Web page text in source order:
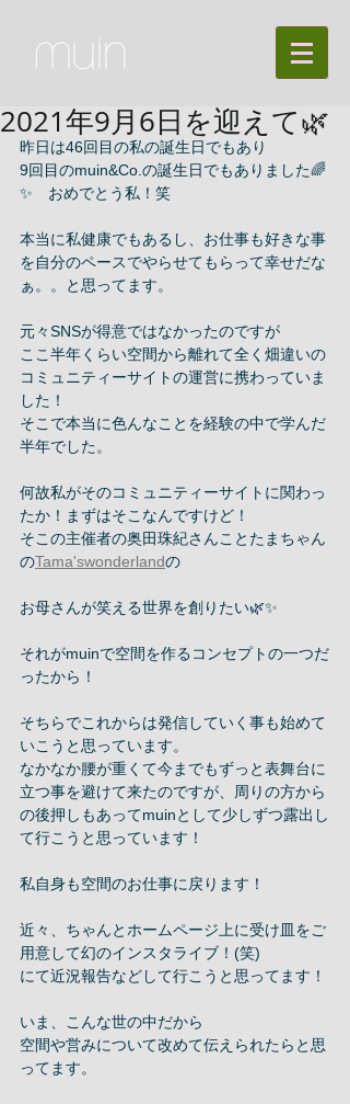
2021年9月6日を迎えて🌿
昨日は46回目の私の誕生日でもあり
9回目のmuin&Co.の誕生日でもありました🌈
✨　おめでとう私！笑
本当に私健康でもあるし、お仕事も好きな事
を自分のペースでやらせてもらって幸せだな
ぁ。。と思ってます。
元々SNSが得意ではなかったのですが
ここ半年くらい空間から離れて全く畑違いの
コミュニティーサイトの運営に携わっていま
した！
そこで本当に色んなことを経験の中で学んだ
半年でした。
何故私がそのコミュニティーサイトに関わっ
たか！まずはそこなんですけど！
そこの主催者の奥田珠紀さんことたまちゃん
のTama'swonderlandの
お母さんが笑える世界を創りたい🌿✨
それがmuinで空間を作るコンセプトの一つだ
ったから！
そちらでこれからは発信していく事も始めて
いこうと思っています。
なかなか腰が重くて今までもずっと表舞台に
立つ事を避けて来たのですが、周りの方から
の後押しもあってmuinとして少しずつ露出し
て行こうと思っています！
私自身も空間のお仕事に戻ります！
近々、ちゃんとホームページ上に受け皿をご
用意して幻のインスタライブ！(笑)
にて近況報告などして行こうと思ってます！
いま、こんな世の中だから
空間や営みについて改めて伝えられたらと思
ってます。